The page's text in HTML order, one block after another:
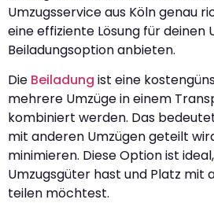
Umzugsservice aus Köln genau
eine effiziente Lösung für deinen
Beiladungsoption anbieten.
Die Beiladung ist eine
mehrere Umzüge in einem
kombiniert werden. Das
mit anderen Umzügen geteilt
minimieren. Diese Option ist
Umzugsgüter hast und Platz mit
teilen möchtest.